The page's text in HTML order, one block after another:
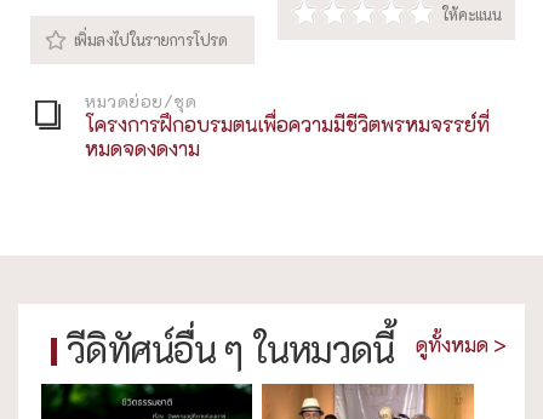
หมวดย่อย/ชุด
โครงการฝึกอบรมตนเพื่อความมีชีวิตพรหมจรรย์ที่
หมดจดงดงาม
วีดิทัศน์อื่น ๆ ในหมวดนี้ ดูทั้งหมด >